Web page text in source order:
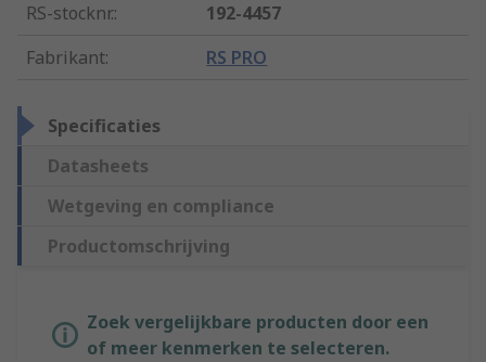
RS-stocknr.:
192-4457
Fabrikant: RS PRO
Specificaties
Datasheets
Wetgeving en compliance
Productomschrijving
Zoek vergelijkbare producten door een
of meer kenmerken te selecteren.